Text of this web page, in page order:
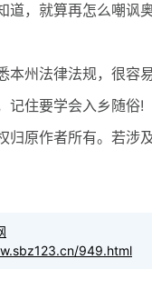
道，就算再怎么嘲讽
州法律法规，很容
记住要学会入乡随俗!
原作者所有。若涉
949.html